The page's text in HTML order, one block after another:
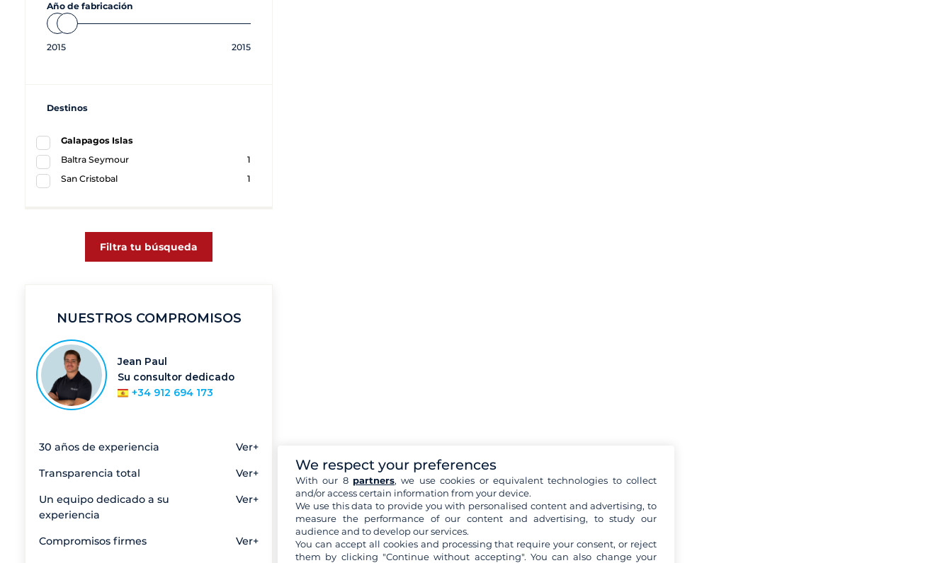
Año de fabricación
2015 2015
Destinos
Galapagos Islas
Baltra Seymour
1
San Cristobal
1
Filtra tu búsqueda
NUESTROS COMPROMISOS
Jean Paul
Su consultor dedicado
+34 912 694 173
30 años de experiencia Ver+
Transparencia total Ver+
Un equipo dedicado a su
experiencia
Ver+
Compromisos firmes Ver+
We respect your preferences
With our 8 partners, we use cookies or equivalent technologies to collect
and/or access certain information from your device.
We use this data to provide you with personalised content and advertising, to
measure the performance of our content and advertising, to study our
audience and to develop our services.
You can accept all cookies and processing that require your consent, or reject
them by clicking "Continue without accepting". You can also change your